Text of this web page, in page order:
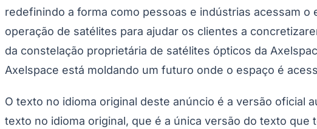
Atletismo
Vôlei
NBB
Competições de Futebol
Brasileirão Série A
Paulistão
Copa do Brasil
Libertadores
redefinindo a forma como pessoas e indústrias acessam
operação de satélites para ajudar os clientes a
da constelação proprietária de satélites ópticos da
Axelspace está moldando um futuro onde o espaço é
O texto no idioma original deste anúncio é a versão oficial
texto no idioma original, que é a única versão do texto que